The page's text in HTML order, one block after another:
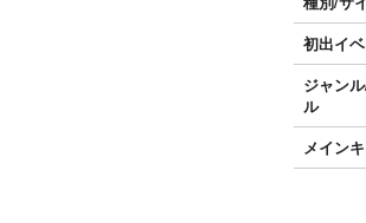
初出イ
ジャン
ル
メイン